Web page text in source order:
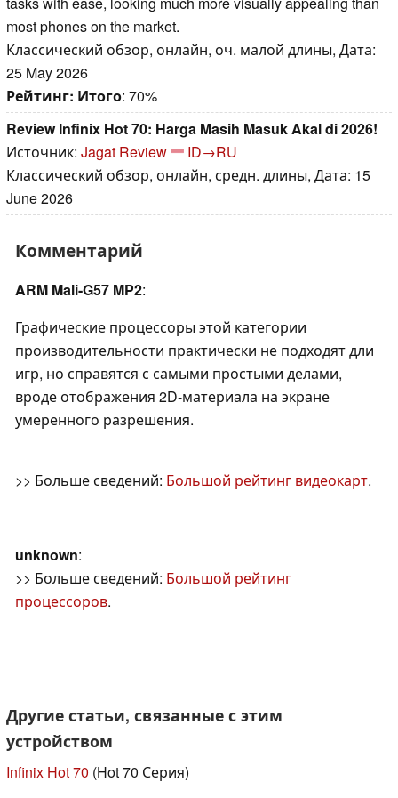
most phones on the market.
Классический обзор, онлайн, оч. малой длины, Дата:
25 May 2026
Рейтинг: Итого: 70%
Review Infinix Hot 70: Harga Masih Masuk Akal di 2026!
Источник: Jagat Review
ID→RU
Классический обзор, онлайн, средн. длины, Дата: 15
June 2026
Комментарий
ARM Mali-G57 MP2:
Графические процессоры этой категории
производительности практически не подходят дли
игр, но справятся с самыми простыми делами,
вроде отображения 2D-материала на экране
умеренного разрешения.
>> Больше сведений: Большой рейтинг видеокарт.
unknown:
>> Больше сведений: Большой рейтинг
процессоров.
Другие статьи, связанные с этим
устройством
Infinix Hot 70 (Hot 70 Серия)